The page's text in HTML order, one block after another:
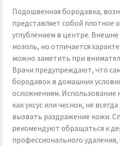
Подошвенная бородавка,
представляет собой плотное
углублением в центре.
мозоль, но отличается
можно заметить при
Врачи предупреждают, что
бородавок в домашних
осложнениям. Использование
как уксус или чеснок, не
вызвать раздражение кожи.
рекомендуют обращаться к
профессионального